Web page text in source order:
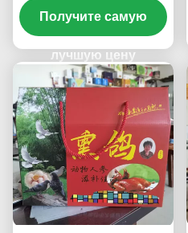
подложка для пиццы
Получите самую
лучшую цену